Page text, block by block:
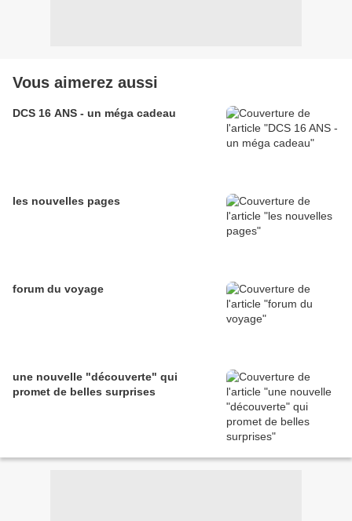
Vous aimerez aussi
DCS 16 ANS - un méga cadeau
les nouvelles pages
forum du voyage
une nouvelle "découverte" qui
promet de belles surprises